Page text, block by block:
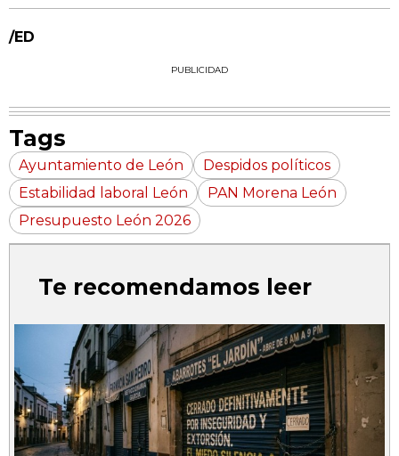
/ED
PUBLICIDAD
Tags
Ayuntamiento de León
Despidos políticos
Estabilidad laboral León
PAN Morena León
Presupuesto León 2026
Te recomendamos leer